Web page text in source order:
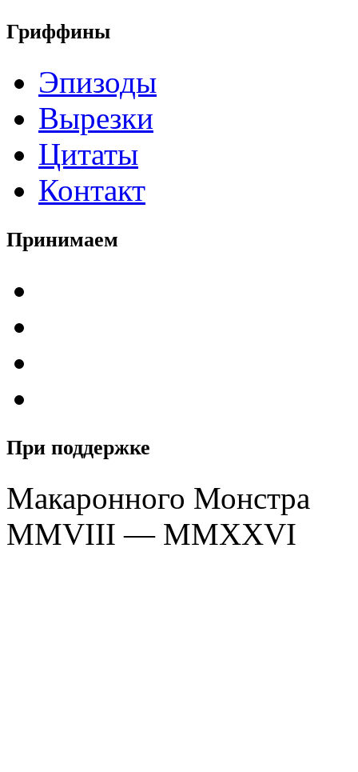
Гриффины
Эпизоды
Вырезки
Цитаты
Контакт
Принимаем
При поддержке
Макаронного Монстра
MMVIII — MMXXVI